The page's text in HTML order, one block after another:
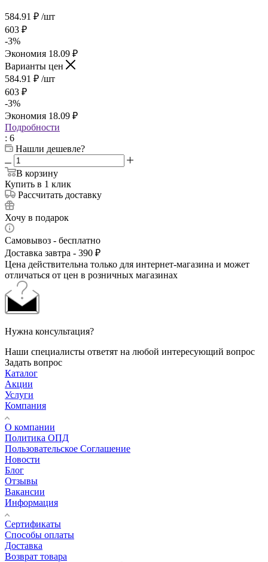
584.91 ₽ /шт
603 ₽
-3%
Экономия 18.09 ₽
Варианты цен
584.91 ₽ /шт
603 ₽
-3%
Экономия 18.09 ₽
Подробности
: 6
Нашли дешевле?
В корзину
Купить в 1 клик
Рассчитать доставку
Хочу в подарок
Самовывоз - бесплатно
Доставка завтра - 390 ₽
Цена действительна только для интернет-магазина и может
отличаться от цен в розничных магазинах
Нужна консультация?
Наши специалисты ответят на любой интересующий вопрос
Задать вопрос
Каталог
Акции
Услуги
Компания
О компании
Политика ОПД
Пользовательское Соглашение
Новости
Блог
Отзывы
Вакансии
Информация
Сертификаты
Способы оплаты
Доставка
Возврат товара